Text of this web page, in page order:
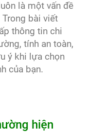
luôn là một vấn đề
bài viết
thông tin chi
tính an toàn,
ý khi lựa chọn
của bạn.
hiện